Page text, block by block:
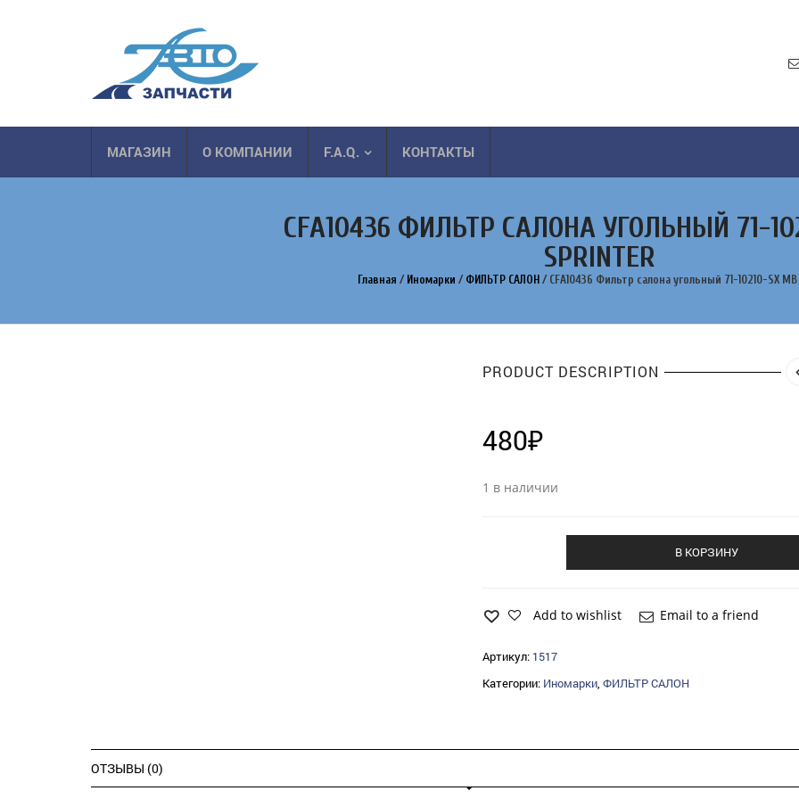
МАГАЗИН О КОМПАНИИ F.A.Q. КОНТАКТЫ
CFA10436 ФИЛЬТР САЛОНА УГОЛЬНЫЙ 71-
SPRINTER
Главная / Иномарки / ФИЛЬТР САЛОН / CFA10436 Фильтр салона угольный 71-10210-SX
PRODUCT DESCRIPTION
480₽
1 в наличии
В КОРЗИНУ
Add to wishlist Email to a friend
Артикул: 1517
Категории: Иномарки, ФИЛЬТР САЛОН
ОТЗЫВЫ (0)